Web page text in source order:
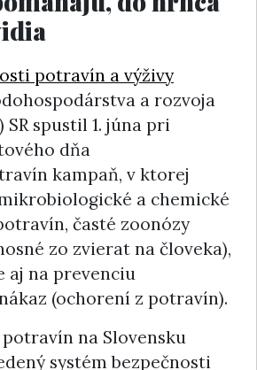
potravín a výživy
a rozvoja
SR spustil 1. júna pri
dňa
kampaň, v ktorej
a chemické
časté zoonózy
zo zvierat na človeka),
aj na prevenciu
(ochorení z potravín).
potravín na Slovensku
systém bezpečnosti